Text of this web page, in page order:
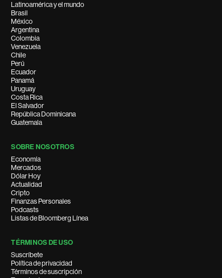
Latinoamérica y el mundo
Brasil
México
Argentina
Colombia
Venezuela
Chile
Perú
Ecuador
Panamá
Uruguay
Costa Rica
El Salvador
República Dominicana
Guatemala
SOBRE NOSOTROS
Economía
Mercados
Dólar Hoy
Actualidad
Cripto
Finanzas Personales
Podcasts
Listas de Bloomberg Línea
TÉRMINOS DE USO
Suscríbete
Política de privacidad
Términos de suscripción